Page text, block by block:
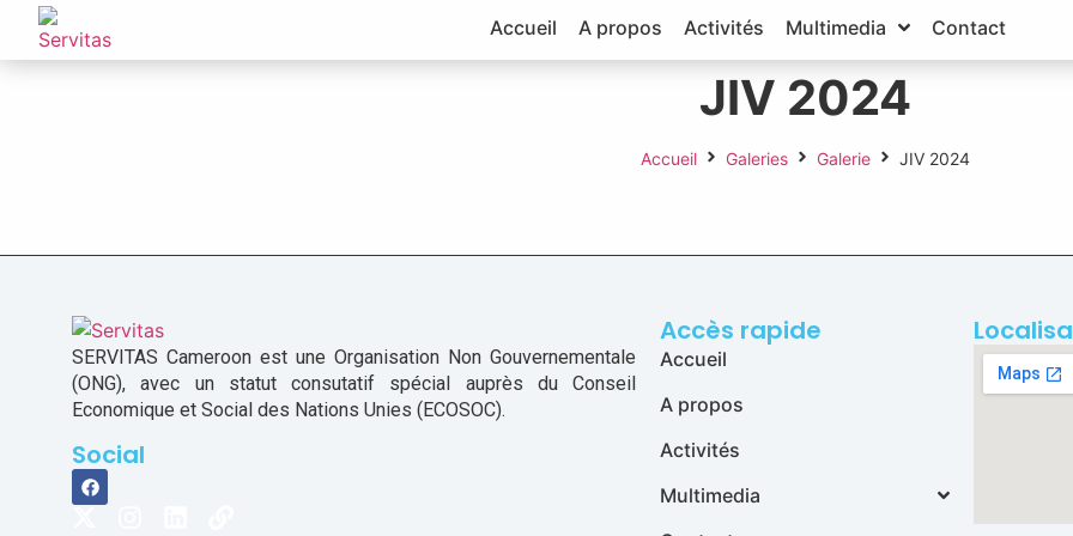
Accueil A propos Activités Multimedia Contact
JIV 2024
Accueil Galeries Galerie JIV 2024
SERVITAS Cameroon est une Organisation Non Gouvernementale
(ONG), avec un statut consutatif spécial auprès du Conseil
Economique et Social des Nations Unies (ECOSOC).
Social
Accès rapide
Accueil
A propos
Activités
Multimedia